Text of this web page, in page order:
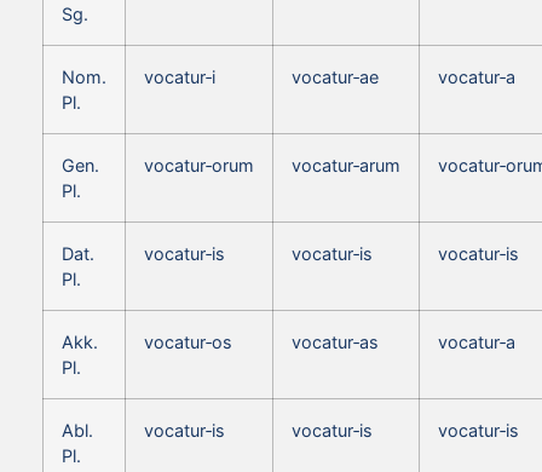
Sg.
Nom.
Pl.
vocatur‑i vocatur‑ae vocatur‑a
Gen.
Pl.
vocatur‑orum vocatur‑arum
Dat.
Pl.
vocatur‑is vocatur‑is vocatur‑is
Akk.
Pl.
vocatur‑os vocatur‑as vocatur‑a
Abl.
Pl.
vocatur‑is vocatur‑is vocatur‑is